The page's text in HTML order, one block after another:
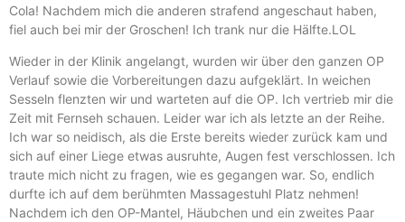
Cola! Nachdem mich die anderen strafend angeschaut haben,
fiel auch bei mir der Groschen! Ich trank nur die Hälfte.LOL
Wieder in der Klinik angelangt, wurden wir über den ganzen OP
Verlauf sowie die Vorbereitungen dazu aufgeklärt. In weichen
Sesseln flenzten wir und warteten auf die OP. Ich vertrieb mir die
Zeit mit Fernseh schauen. Leider war ich als letzte an der Reihe.
Ich war so neidisch, als die Erste bereits wieder zurück kam und
sich auf einer Liege etwas ausruhte, Augen fest verschlossen. Ich
traute mich nicht zu fragen, wie es gegangen war. So, endlich
durfte ich auf dem berühmten Massagestuhl Platz nehmen!
Nachdem ich den OP-Mantel, Häubchen und ein zweites Paar